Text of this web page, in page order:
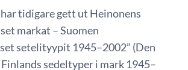
tidigare gett ut Heinonens
markat – Suomen
setelityypit 1945–2002” (Den
sedeltyper i mark 1945–